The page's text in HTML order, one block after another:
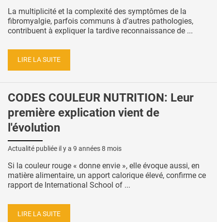
La multiplicité et la complexité des symptômes de la
fibromyalgie, parfois communs à d’autres pathologies,
contribuent à expliquer la tardive reconnaissance de ...
LIRE LA SUITE
CODES COULEUR NUTRITION: Leur
première explication vient de
l'évolution
Actualité publiée il y a 9 années 8 mois
Si la couleur rouge « donne envie », elle évoque aussi, en
matière alimentaire, un apport calorique élevé, confirme ce
rapport de International School of ...
LIRE LA SUITE